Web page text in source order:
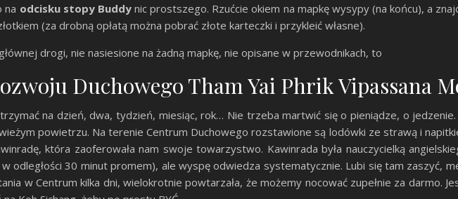
na odcisku stopy Buddynic prostszego. Rzućcie okiem na mapkę wysypy (na końcu), a
(za drobną opłatą można pobrać złote karteczki i przykleić własne).
drogi, nie nasiesione na żadną mapkę, nie opisane w przewodnikach, to
Duchowego Tham Yai Phrik Vipassana
na dzień, dwa, tydzień, miesiąc, rok… Nie trzeba martwić się o pieniądze, o
powietrzu. Na terenie Centrum Duchowego rozstawione są lodówki ze strawą i
która zaoferowała nam swoje towarzystwo. Kawinrada była nauczycielką
w odległości 30 minut promem), ale wyspę odwiedza systematycznie. Lubi się tam zaszyć,
w Centrum kilka dni, wielokrotnie powtarzała, że możemy nocować zupełnie za darmo.